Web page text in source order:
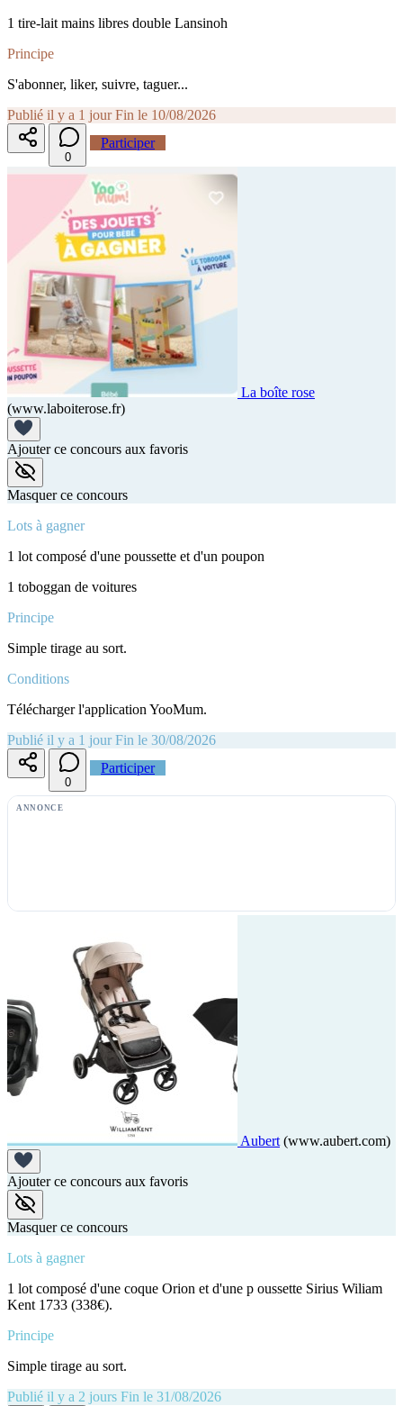
1 tire-lait mains libres double Lansinoh
Principe
S'abonner, liker, suivre, taguer...
Publié il y a 1 jour Fin le 10/08/2026
0
Participer
La boîte rose
(www.laboiterose.fr)
Ajouter ce concours aux favoris
Masquer ce concours
Lots à gagner
1 lot composé d'une poussette et d'un poupon
1 toboggan de voitures
Principe
Simple tirage au sort.
Conditions
Télécharger l'application YooMum.
Publié il y a 1 jour Fin le 30/08/2026
0
Participer
ANNONCE
Aubert (www.aubert.com)
Ajouter ce concours aux favoris
Masquer ce concours
Lots à gagner
1 lot composé d'une coque Orion et d'une p oussette Sirius Wiliam
Kent 1733 (338€).
Principe
Simple tirage au sort.
Publié il y a 2 jours Fin le 31/08/2026